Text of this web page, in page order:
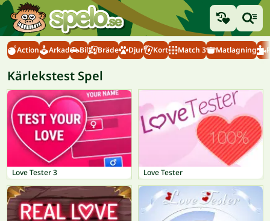
Action Arkad Bil Bräde Djur Kort Match 3 Matlagning
Kärlekstest Spel
Love Tester 3 Love Tester